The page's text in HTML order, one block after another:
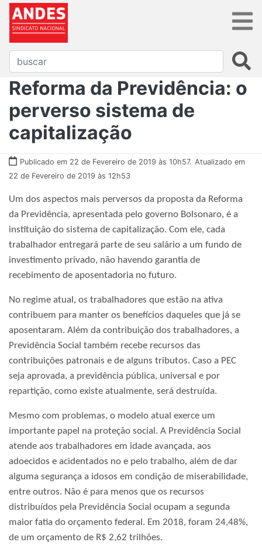
Reforma da Previdência: o
perverso sistema de
capitalização
Publicado em 22 de Fevereiro de 2019 às 10h57. Atualizado em
22 de Fevereiro de 2019 às 12h53
Um dos aspectos mais perversos da proposta da Reforma
da Previdência, apresentada pelo governo Bolsonaro, é a
instituição do sistema de capitalização. Com ele, cada
trabalhador entregará parte de seu salário a um fundo de
investimento privado, não havendo garantia de
recebimento de aposentadoria no futuro.
No regime atual, os trabalhadores que estão na ativa
contribuem para manter os benefícios daqueles que já se
aposentaram. Além da contribuição dos trabalhadores, a
Previdência Social também recebe recursos das
contribuições patronais e de alguns tributos. Caso a PEC
seja aprovada, a previdência pública, universal e por
repartição, como existe atualmente, será destruída.
Mesmo com problemas, o modelo atual exerce um
importante papel na proteção social. A Previdência Social
atende aos trabalhadores em idade avançada, aos
adoecidos e acidentados no e pelo trabalho, além de dar
alguma segurança a idosos em condição de miserabilidade,
entre outros. Não é para menos que os recursos
distribuídos pela Previdência Social ocupam a segunda
maior fatia do orçamento federal. Em 2018, foram 24,48%,
de um orçamento de R$ 2,62 trilhões.